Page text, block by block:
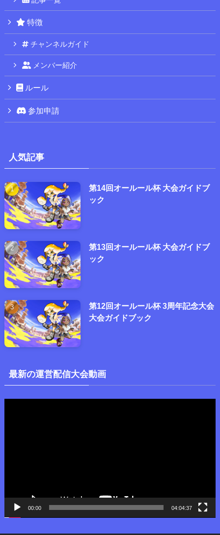
特徴
チャンネルガイド
メンバー紹介
ルール
参加申請
人気記事
第14回オールール杯 大会ガイドブ
ック
第13回オールール杯 大会ガイドブ
ック
第12回オールール杯 3周年記念大会
大会ガイドブック
最新の運営配信大会動画
00:00 04:04:37